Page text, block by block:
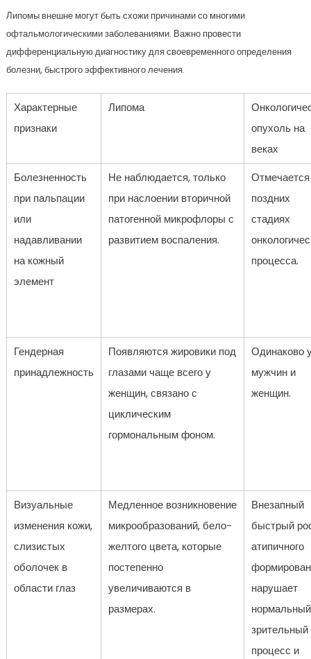
Липомы внешне могут быть схожи причинами со многими
офтальмологическими заболеваниями. Важно провести
дифференциальную диагностику для своевременного определения
болезни, быстрого эффективного лечения.
Характерные
признаки
Липома
опухоль на
веках
Болезненность
при пальпации
или
надавливании
на кожный
элемент
Не наблюдается, только
при наслоении вторичной
патогенной микрофлоры с
развитием воспаления.
поздних
стадиях
процесса.
Гендерная
принадлежность
Появляются жировики под
глазами чаще всего у
женщин, связано с
циклическим
гормональным фоном.
Одинаково
мужчин и
женщин.
Визуальные
изменения кожи,
слизистых
оболочек в
области глаз
Медленное возникновение
микрообразований, бело-
желтого цвета, которые
постепенно
увеличиваются в
размерах.
Внезапный
быстрый
атипичного
нарушает
нормальный
зрительный
процесс и